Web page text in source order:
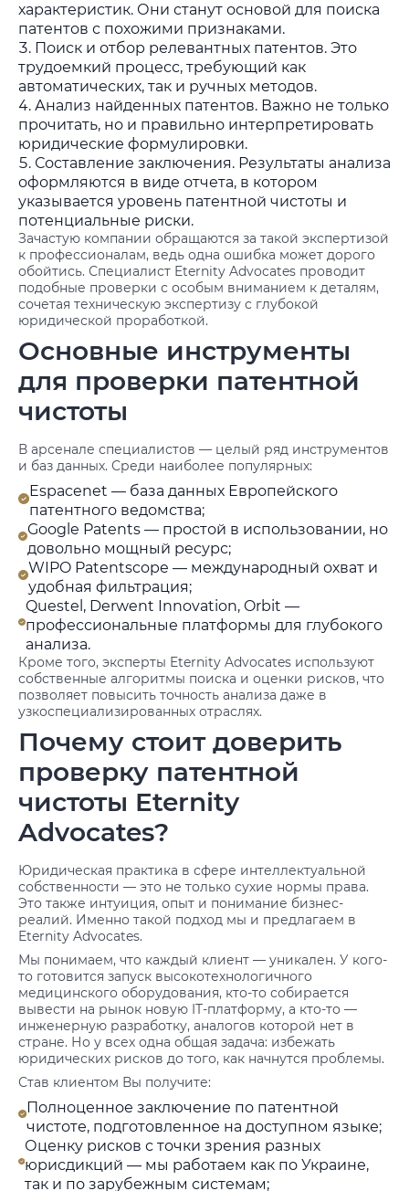
характеристик. Они станут основой для поиска
патентов с похожими признаками.
Поиск и отбор релевантных патентов. Это
трудоемкий процесс, требующий как
автоматических, так и ручных методов.
Анализ найденных патентов. Важно не только
прочитать, но и правильно интерпретировать
юридические формулировки.
Составление заключения. Результаты анализа
оформляются в виде отчета, в котором
указывается уровень патентной чистоты и
потенциальные риски.
Зачастую компании обращаются за такой экспертизой
к профессионалам, ведь одна ошибка может дорого
обойтись. Специалист Eternity Advocates проводит
подобные проверки с особым вниманием к деталям,
сочетая техническую экспертизу с глубокой
юридической проработкой.
Основные инструменты
для проверки патентной
чистоты
В арсенале специалистов — целый ряд инструментов
и баз данных. Среди наиболее популярных:
Espacenet — база данных Европейского
патентного ведомства;
Google Patents — простой в использовании, но
довольно мощный ресурс;
WIPO Patentscope — международный охват и
удобная фильтрация;
Questel, Derwent Innovation, Orbit —
профессиональные платформы для глубокого
анализа.
Кроме того, эксперты Eternity Advocates используют
собственные алгоритмы поиска и оценки рисков, что
позволяет повысить точность анализа даже в
узкоспециализированных отраслях.
Почему стоит доверить
проверку патентной
чистоты Eternity
Advocates?
Юридическая практика в сфере интеллектуальной
собственности — это не только сухие нормы права.
Это также интуиция, опыт и понимание бизнес-
реалий. Именно такой подход мы и предлагаем в
Eternity Advocates.
Мы понимаем, что каждый клиент — уникален. У кого-
то готовится запуск высокотехнологичного
медицинского оборудования, кто-то собирается
вывести на рынок новую IT-платформу, а кто-то —
инженерную разработку, аналогов которой нет в
стране. Но у всех одна общая задача: избежать
юридических рисков до того, как начнутся проблемы.
Став клиентом Вы получите:
Полноценное заключение по патентной
чистоте, подготовленное на доступном языке;
Оценку рисков с точки зрения разных
юрисдикций — мы работаем как по Украине,
так и по зарубежным системам;